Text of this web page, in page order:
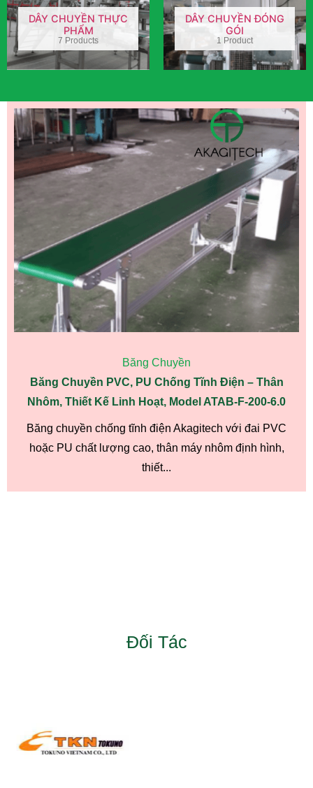
DÂY CHUYỀN THỰC
PHẨM
7 Products
DÂY CHUYỀN ĐÓNG
GÓI
1 Product
Băng Chuyền
Băng Chuyền PVC, PU Chống Tĩnh Điện – Thân
Nhôm, Thiết Kế Linh Hoạt, Model ATAB-F-200-6.0
Băng chuyền chống tĩnh điện Akagitech với đai PVC
hoặc PU chất lượng cao, thân máy nhôm định hình,
thiết...
Đối Tác